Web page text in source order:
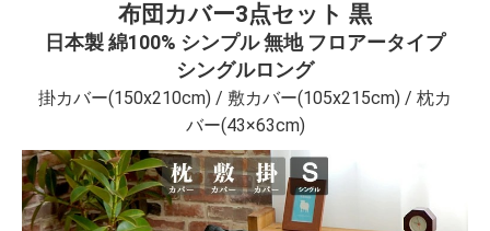
布団カバー3点セット 黒
日本製 綿100% シンプル 無地 フロアータイプ
シングルロング
掛カバー(150x210cm) / 敷カバー(105x215cm) / 枕カ
バー(43×63cm)